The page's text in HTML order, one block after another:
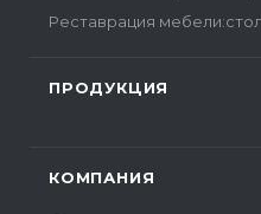
Реставрация
ПРОДУКЦИЯ
КОМПАНИЯ